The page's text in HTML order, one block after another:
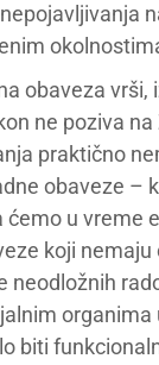
obaveza
ne poziva na
praktično
obaveze –
u vreme
koji
biti